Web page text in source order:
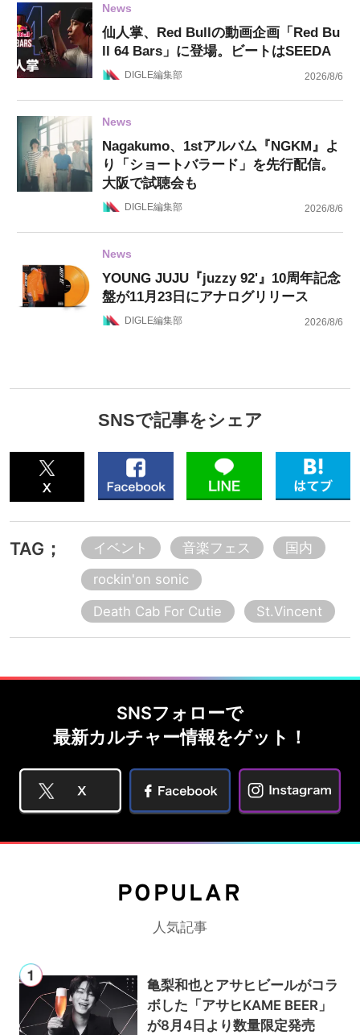
News
仙人掌、Red Bullの動画企画「Red Bu
ll 64 Bars」に登場。ビートはSEEDA
DIGLE編集部 2026/8/6
News
Nagakumo、1stアルバム『NGKM』よ
り「ショートバラード」を先行配信。
大阪で試聴会も
DIGLE編集部 2026/8/6
News
YOUNG JUJU『juzzy 92'』10周年記念
盤が11月23日にアナログリリース
DIGLE編集部 2026/8/6
SNSで記事をシェア
TAG； イベント 音楽フェス
国内
rockin'on sonic
Death Cab For Cutie
St.Vincent
SNSフォローで
最新カルチャー情報をゲット！
POPULAR
人気記事
亀梨和也とアサヒビールがコラ
ボした「アサヒKAME BEER」
が8月4日より数量限定発売